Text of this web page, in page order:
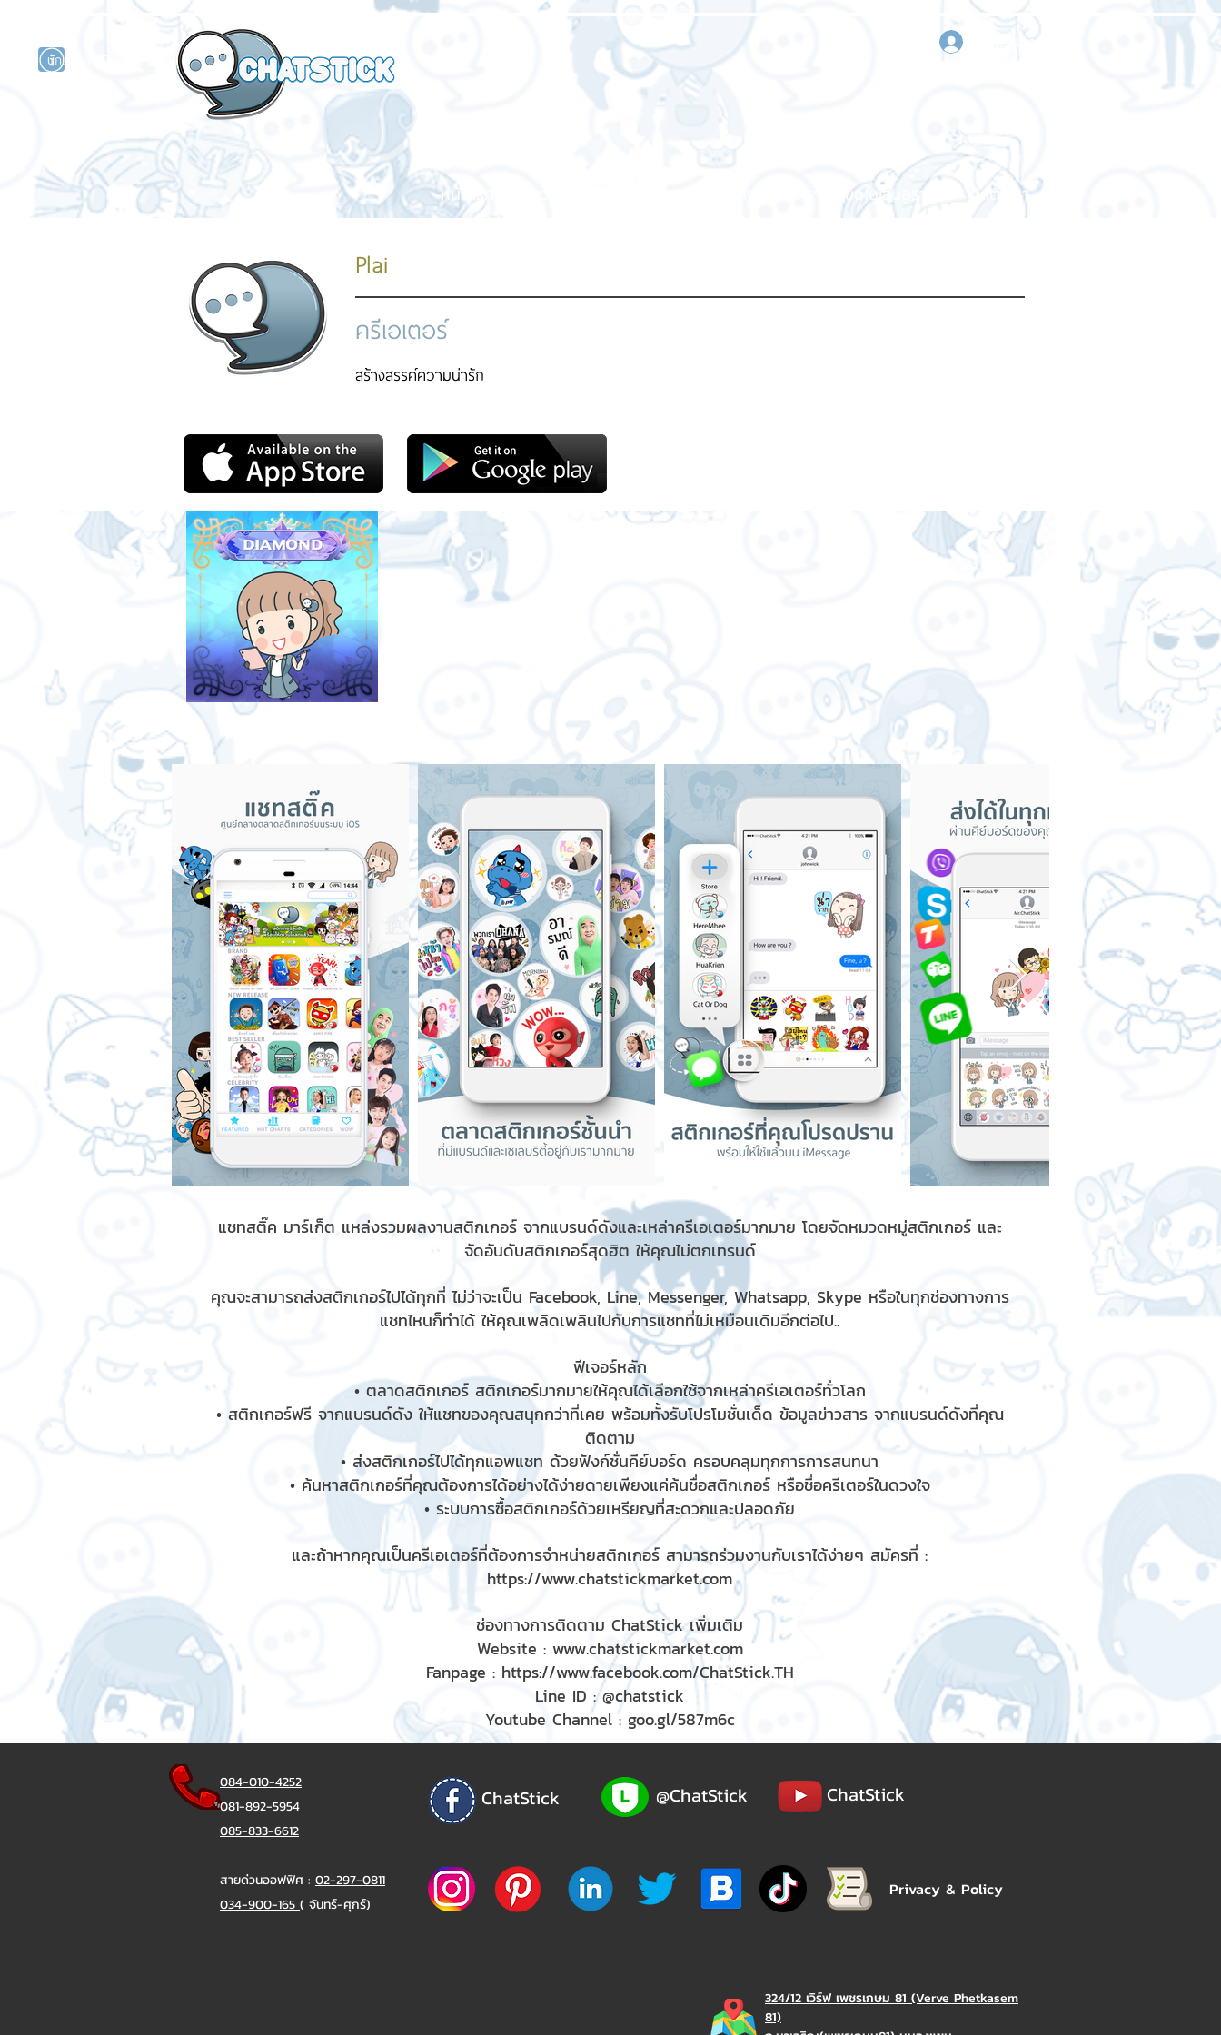
นักแสดงศิลปิน
เข้าสู่ระบบ
หน้าแรก ขอใบเสนอราคา ติดต่อเรา
Plai
ครีเอเตอร์
สร้างสรรค์ความน่ารัก
แชทสติ๊ค มาร์เก็ต แหล่งรวมผลงานสติกเกอร์ จากแบรนด์ดังและเหล่าครีเอเตอร์มากมาย โดยจัดหมวดหมู่สติกเกอร์ และ
จัดอันดับสติกเกอร์สุดฮิต ให้คุณไม่ตกเทรนด์
คุณจะสามารถส่งสติกเกอร์ไปได้ทุกที่ ไม่ว่าจะเป็น Facebook, Line, Messenger, Whatsapp, Skype หรือในทุกช่องทางการ
แชทไหนก็ทำได้ ให้คุณเพลิดเพลินไปกับการแชทที่ไม่เหมือนเดิมอีกต่อไป..
ฟีเจอร์หลัก
• ตลาดสติกเกอร์ สติกเกอร์มากมายให้คุณได้เลือกใช้จากเหล่าครีเอเตอร์ทั่วโลก
• สติกเกอร์ฟรี จากแบรนด์ดัง ให้แชทของคุณสนุกกว่าที่เคย พร้อมทั้งรับโปรโมชั่นเด็ด ข้อมูลข่าวสาร จากแบรนด์ดังที่คุณ
ติดตาม
• ส่งสติกเกอร์ไปได้ทุกแอพแชท ด้วยฟังก์ชั่นคีย์บอร์ด ครอบคลุมทุกการการสนทนา
• ค้นหาสติกเกอร์ที่คุณต้องการได้อย่างได้ง่ายดายเพียงแค่ค้นชื่อสติกเกอร์ หรือชื่อครีเตอร์ในดวงใจ
• ระบบการซื้อสติกเกอร์ด้วยเหรียญที่สะดวกและปลอดภัย
และถ้าหากคุณเป็นครีเอเตอร์ที่ต้องการจำหน่ายสติกเกอร์ สามารถร่วมงานกับเราได้ง่ายๆ สมัครที่ :
https://www.chatstickmarket.com
ช่องทางการติดตาม ChatStick เพิ่มเติม
Website : www.chatstickmarket.com
Fanpage : https://www.facebook.com/ChatStick.TH
Line ID : @chatstick
Youtube Channel : goo.gl/587m6c
084-010-4252
081-892-5954
085-833-6612
สายด่วนออฟฟิศ : 02-297-0811
034-900-165 ( จันทร์-ศุกร์)
ChatStick @ChatStick ChatStick
Privacy & Policy
324/12 เวิร์ฟ เพชรเกษม 81 (Verve Phetkasem
81)